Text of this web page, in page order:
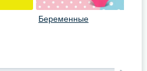
Беременные